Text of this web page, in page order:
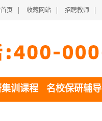
页 收藏网站 招聘教师
训课程 名校保研辅导